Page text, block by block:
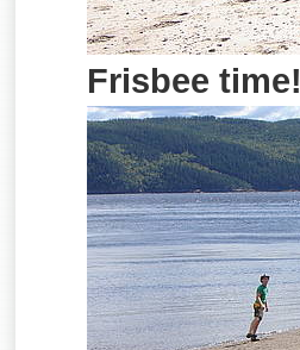
Frisbee time!